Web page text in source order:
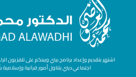
اشتهر بتقديم وإعداد برنامج بيني وبينكم على تلفزيون
اجتماعي ديني يتناول أمور قرآنية